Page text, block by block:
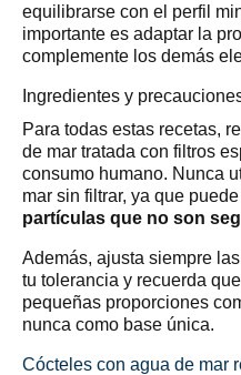
equilibrarse con el perfil
importante es adaptar la
complemente los demás
Ingredientes y
Para todas estas recetas,
de mar tratada con filtros
consumo humano. Nunca
mar sin filtrar, ya que
partículas que no son
Además, ajusta siempre
tu tolerancia y recuerda
pequeñas proporciones
nunca como base única.
Cócteles con agua de mar